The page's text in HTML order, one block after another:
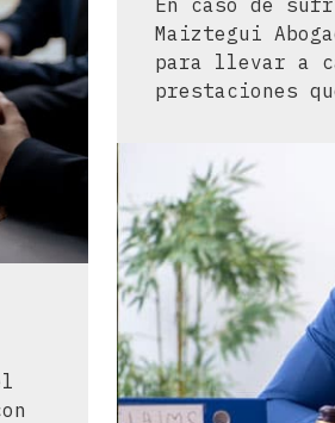
En caso de
Maiztegui
para llevar a
prestaciones